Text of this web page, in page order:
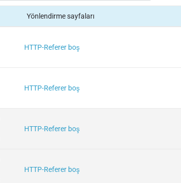
Yönlendirme sayfaları
HTTP-Referer boş
HTTP-Referer boş
HTTP-Referer boş
HTTP-Referer boş